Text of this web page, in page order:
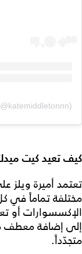
كيف تعيد كيت
تعتمد أميرة ويلز
مختلفة تماماً في
الإكسسوارات أو
إلى إضافة معطف
متجدّداً.